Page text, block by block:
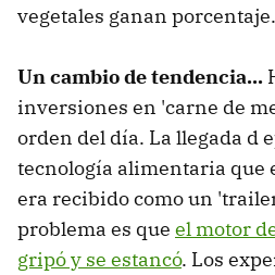
vegetales ganan porcentaje.
Un cambio de tendencia...
inversiones en 'carne de
orden del día. La llegada d
tecnología alimentaria que
era recibido como un
problema es que el motor
gripó y se estancó. Los